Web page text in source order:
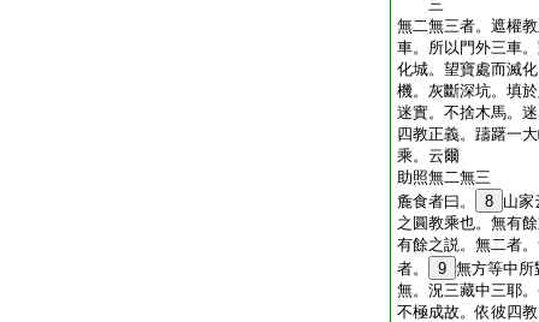
三
無二無三者。遮權
車。所以門外三車
化城。望寶處而滅
機。灰斷深坑。填
迷實。不捨木馬。
四教正義。躊躇一
乘。云爾
助照無二無三
麁食者曰。
8 山家
之圓教乘也。無有
有餘之説。無二者
者。
9 無方等中所
無。況三藏中三耶
不極成故。依彼四